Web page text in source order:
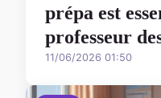
prépa est
professeur
11/06/2026 01:50